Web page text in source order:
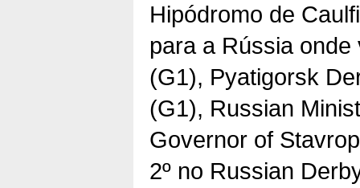
Hipódromo de
para a Rússia
(G1), Pyatigorsk
(G1), Russian
Governor of
2º no Russian